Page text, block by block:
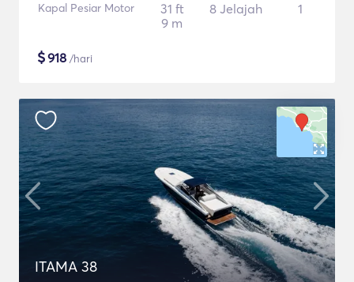
Kapal Pesiar Motor
31 ft
9 m
8 Jelajah 1
$918 /hari
ITAMA 38